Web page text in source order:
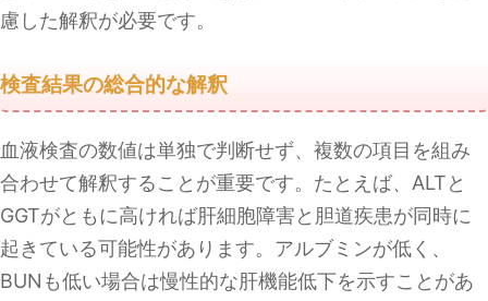
慮した解釈が必要です。
検査結果の総合的な解釈
血液検査の数値は単独で判断せず、複数の項目を組み
合わせて解釈することが重要です。たとえば、ALTと
GGTがともに高ければ肝細胞障害と胆道疾患が同時に
起きている可能性があります。アルブミンが低く、
BUNも低い場合は慢性的な肝機能低下を示すことがあ